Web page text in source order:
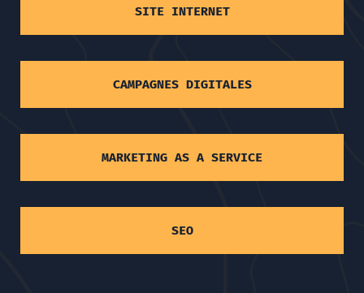
SITE INTERNET
CAMPAGNES DIGITALES
MARKETING AS A SERVICE
SEO